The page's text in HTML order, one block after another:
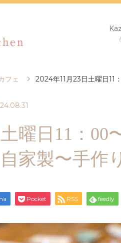
フェ 2024年11月23日土曜日11
曜日11：00
家製〜手作
Pocket RSS feedly